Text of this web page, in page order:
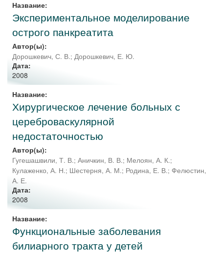
Название:
Экспериментальное моделирование
острого панкреатита
Автор(ы):
Дорошкевич, С. В.; Дорошкевич, Е. Ю.
Дата:
2008
Название:
Хирургическое лечение больных с
цереброваскулярной
недостаточностью
Автор(ы):
Гугешашвили, Т. В.; Аничкин, В. В.; Мелоян, А. К.;
Кулаженко, А. Н.; Шестерня, А. М.; Родина, Е. В.; Фелюстин,
А. Е.
Дата:
2008
Название:
Функциональные заболевания
билиарного тракта у детей